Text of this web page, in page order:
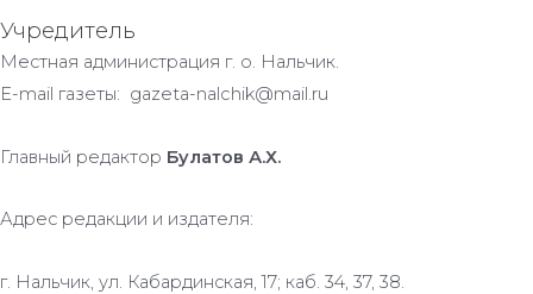
Учредитель
Местная администрация г. о. Нальчик.
E-mail газеты: gazeta-nalchik@mail.ru
Главный редактор Булатов А.Х.
Адрес редакции и издателя:
г. Нальчик, ул. Кабардинская, 17; каб. 34, 37, 38.